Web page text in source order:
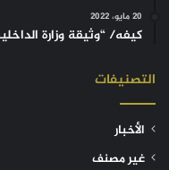
20 مايو، 2022
كيفه/ “وثيقة وزارة
التصنيفات
الأخبار
غير مصنف